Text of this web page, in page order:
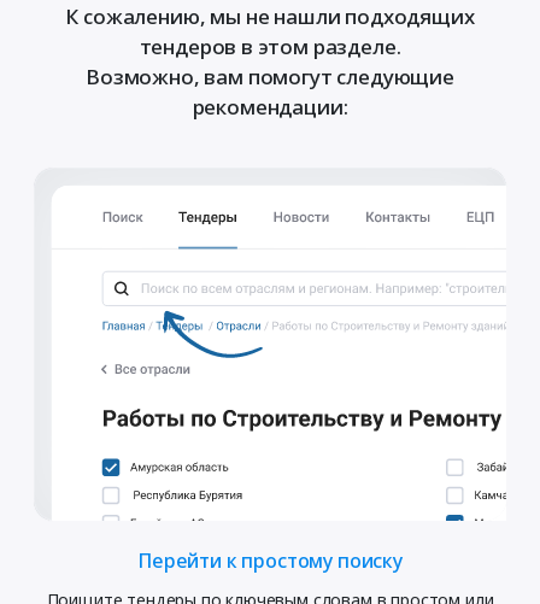
К сожалению, мы не нашли подходящих
тендеров в этом разделе.
Возможно, вам помогут следующие
рекомендации:
Перейти к простому поиску